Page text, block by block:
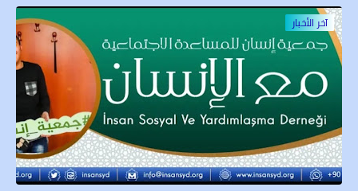
آخر الأخبار